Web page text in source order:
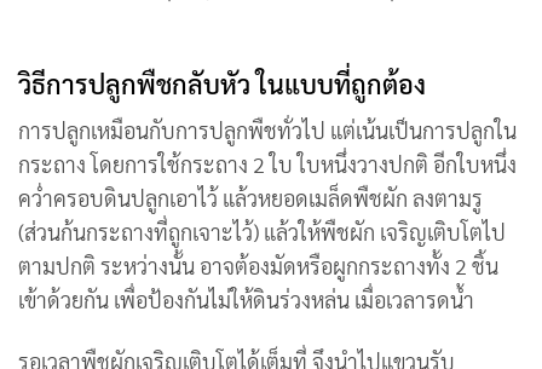
วิธีการปลูกพืชกลับหัว ในแบบที่ถูกต้อง
การปลูกเหมือนกับการปลูกพืชทั่วไป แต่เน้นเป็นการปลูกใน
กระถาง โดยการใช้กระถาง 2 ใบ ใบหนึ่งวางปกติ อีกใบหนึ่ง
คว่ำครอบดินปลูกเอาไว้ แล้วหยอดเมล็ดพืชผัก ลงตามรู
(ส่วนก้นกระถางที่ถูกเจาะไว้) แล้วให้พืชผัก เจริญเติบโตไป
ตามปกติ ระหว่างนั้น อาจต้องมัดหรือผูกกระถางทั้ง 2 ชิ้น
เข้าด้วยกัน เพื่อป้องกันไม่ให้ดินร่วงหล่น เมื่อเวลารดน้ำ
รอเวลาพืชผักเจริญเติบโตได้เต็มที่ จึงนำไปแขวนรับ